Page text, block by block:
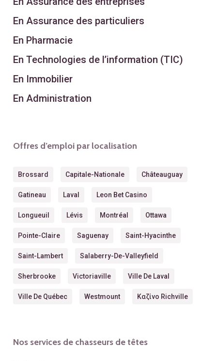
En Assurance des particuliers
En Pharmacie
En Technologies de l’information (TIC)
En Immobilier
En Administration
Offres d’emploi par localisation
Brossard Capitale-Nationale Châteauguay
Gatineau Laval Leon Bet Casino
Longueuil Lévis Montréal Ottawa
Pointe-Claire Saguenay Saint-Hyacinthe
Saint-Lambert Salaberry-De-Valleyfield
Sherbrooke Victoriaville Ville De Laval
Ville De Québec Westmount Καζίνο Richville
Nos services de chasseurs de têtes